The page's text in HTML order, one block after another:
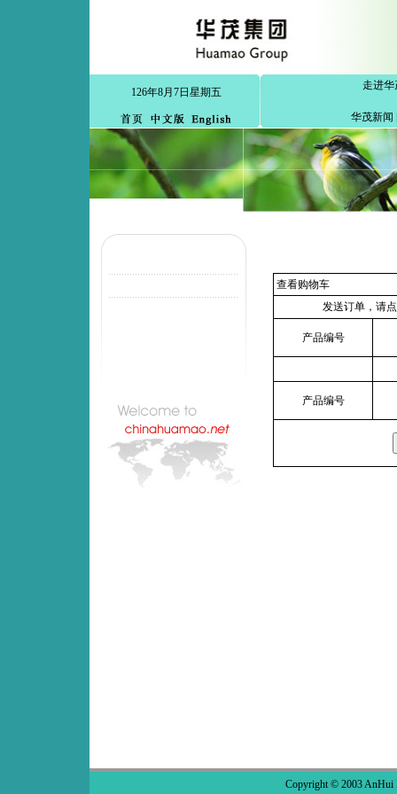
126年8月7日星期五
走进华
华茂新闻
查看购物车
发送订单，请
产品编号
产品编号
Copyright © 2003 AnHui